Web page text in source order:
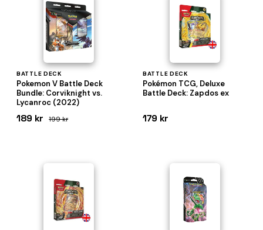
BATTLE DECK
Pokemon V Battle Deck
Bundle: Corviknight vs.
Lycanroc (2022)
189 kr 199 kr
BATTLE DECK
Pokémon TCG, Deluxe
Battle Deck: Zapdos ex
179 kr